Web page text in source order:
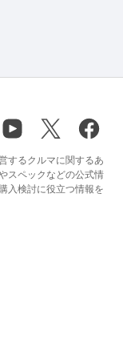
するクルマに関するあ
スペックなどの公式情
入検討に役立つ情報を